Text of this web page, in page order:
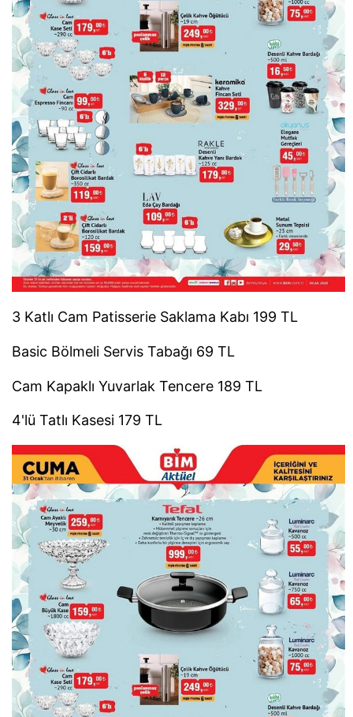
3 Katlı Cam Patisserie Saklama Kabı 199 TL
Basic Bölmeli Servis Tabağı 69 TL
Cam Kapaklı Yuvarlak Tencere 189 TL
4'lü Tatlı Kasesi 179 TL